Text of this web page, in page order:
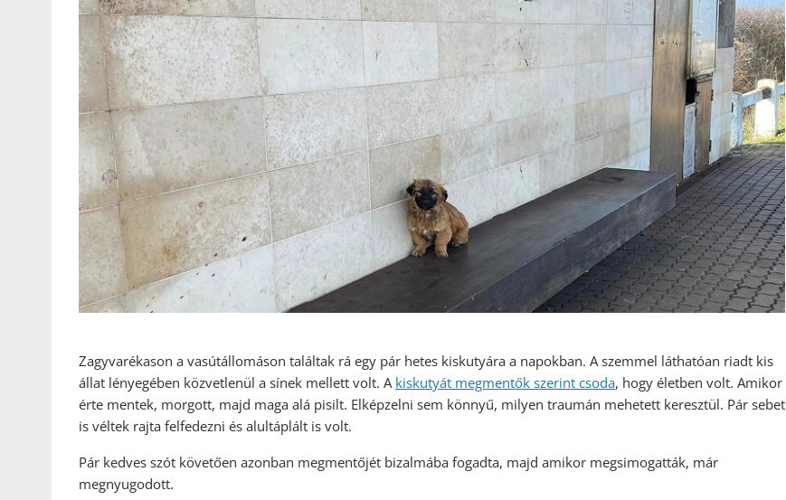
Zagyvarékason a vasútállomáson találtak rá egy pár hetes kiskutyára a napokban. A szemmel láthatóan riadt kis
állat lényegében közvetlenül a sínek mellett volt. A kiskutyát megmentők szerint csoda, hogy életben volt. Amikor
érte mentek, morgott, majd maga alá pisilt. Elképzelni sem könnyű, milyen traumán mehetett keresztül. Pár sebet
is véltek rajta felfedezni és alultáplált is volt.
Pár kedves szót követően azonban megmentőjét bizalmába fogadta, majd amikor megsimogatták, már
megnyugodott.